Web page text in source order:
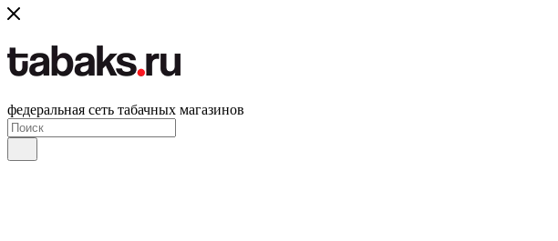
федеральная сеть табачных магазинов